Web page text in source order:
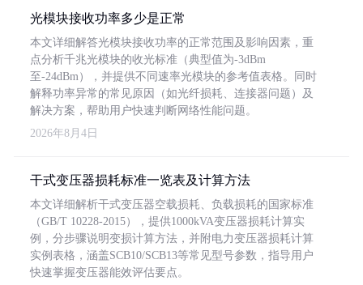
光模块接收功率多少是正常
本文详细解答光模块接收功率的正常范围及影响因素，重
点分析千兆光模块的收光标准（典型值为-3dBm
至-24dBm），并提供不同速率光模块的参考值表格。同时
解释功率异常的常见原因（如光纤损耗、连接器问题）及
解决方案，帮助用户快速判断网络性能问题。
2026年8月4日
干式变压器损耗标准一览表及计算方法
本文详细解析干式变压器空载损耗、负载损耗的国家标准
（GB/T 10228-2015），提供1000kVA变压器损耗计算实
例，分步骤说明变损计算方法，并附电力变压器损耗计算
实例表格，涵盖SCB10/SCB13等常见型号参数，指导用户
快速掌握变压器能效评估要点。